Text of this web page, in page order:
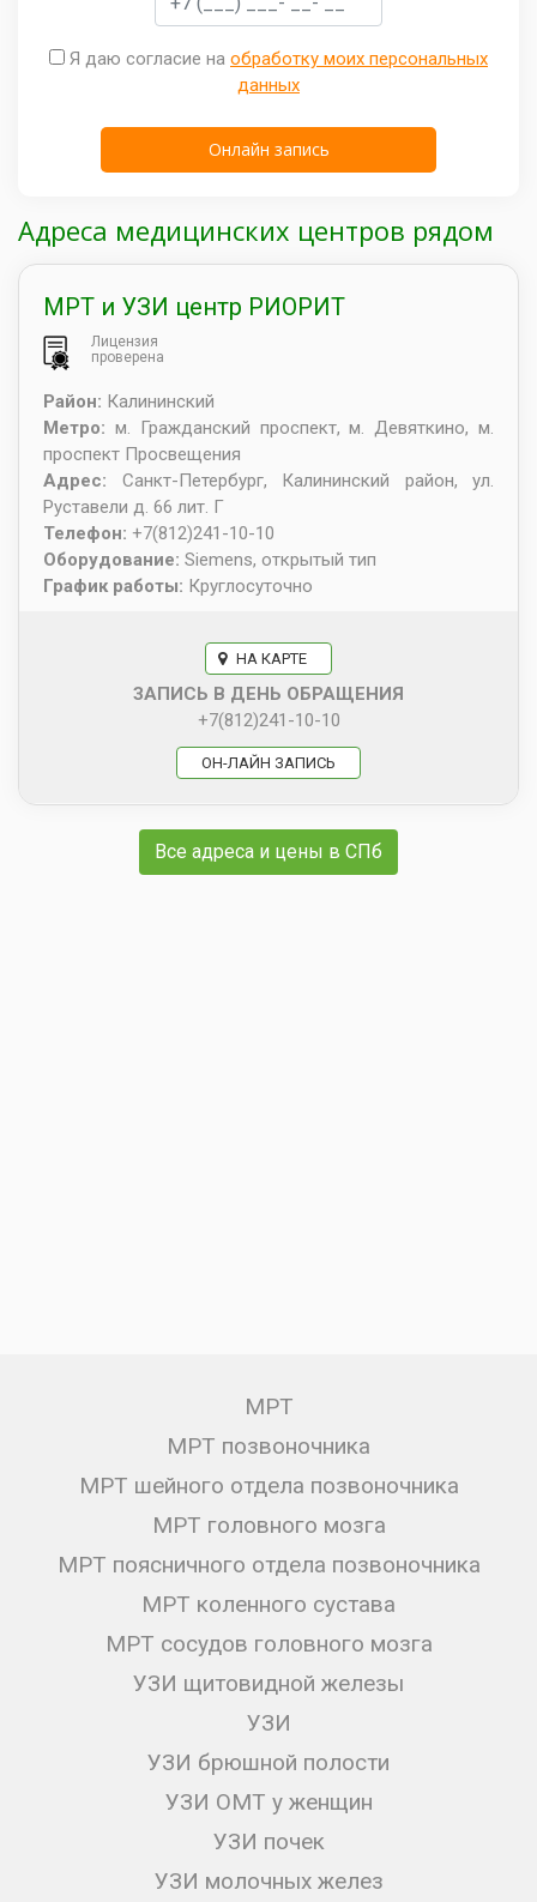
Я даю согласие на обработку моих персональных
данных
Адреса медицинских центров рядом
МРТ и УЗИ центр РИОРИТ
Лицензия
проверена
Район: Калининский
Метро: м. Гражданский проспект, м. Девяткино, м.
проспект Просвещения
Адрес: Санкт-Петербург, Калининский район, ул.
Руставели д. 66 лит. Г
Телефон: +7(812)241-10-10
Оборудование: Siemens, открытый тип
График работы: Круглосуточно
НА КАРТЕ
ЗАПИСЬ В ДЕНЬ ОБРАЩЕНИЯ
+7(812)241-10-10
ОН-ЛАЙН ЗАПИСЬ
Все адреса и цены в СПб
МРТ
МРТ позвоночника
МРТ шейного отдела позвоночника
МРТ головного мозга
МРТ поясничного отдела позвоночника
МРТ коленного сустава
МРТ сосудов головного мозга
УЗИ щитовидной железы
УЗИ
УЗИ брюшной полости
УЗИ ОМТ у женщин
УЗИ почек
УЗИ молочных желез